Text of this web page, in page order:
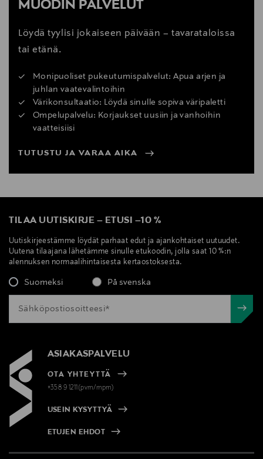
MUODIN PALVELUT
Löydä tyylisi jokaiseen päivään – tavarataloissa
tai etänä.
Monipuoliset pukeutumispalvelut: Apua arjen ja
juhlan vaatevalintoihin
Värikonsultaatio: Löydä sinulle sopiva väripaletti
Ompelupalvelu: Korjaukset uusiin ja vanhoihin
vaatteisiisi
TUTUSTU JA VARAA AIKA
TILAA UUTISKIRJE – ETUSI –10 %
Uutiskirjeestämme löydät parhaat edut ja ajankohtaiset uutuudet.
Uutena tilaajana lähetämme sinulle etukoodin, jolla saat 10 %:n
alennuksen normaalihintaisesta kertaostoksesta.
Suomeksi På svenska
ASIAKASPALVELU
OTA YHTEYTTÄ
+358 9 1211(pvm/mpm)
USEIN KYSYTTYÄ
ETUJEN EHDOT